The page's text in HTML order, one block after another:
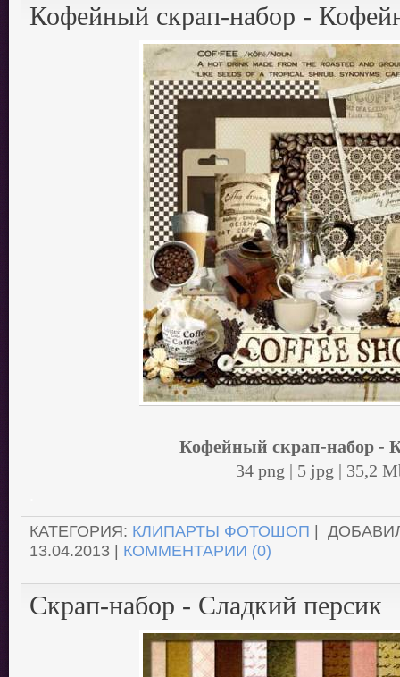
Кофейный скрап-набор -
Кофейный скрап-набор -
34 png | 5 jpg | 35,2
КАТЕГОРИЯ: КЛИПАРТЫ ФОТОШОП |
13.04.2013 | КОММЕНТАРИИ (0)
Скрап-набор - Сладкий персик